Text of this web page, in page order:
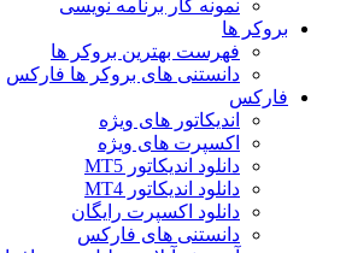
نمونه کار برنامه نویسی
بروکر ها
فهرست بهترین بروکر ها
دانستنی های بروکر ها فارکس
فارکس
اندیکاتور های ویژه
اکسپرت های ویژه
دانلود اندیکاتور MT5
دانلود اندیکاتور MT4
دانلود اکسپرت رایگان
دانستنی های فارکس